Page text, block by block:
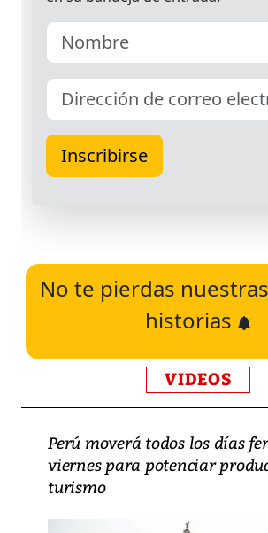
No te pierdas
historias
VIDEOS
Perú moverá todos los días
viernes para potenciar
turismo